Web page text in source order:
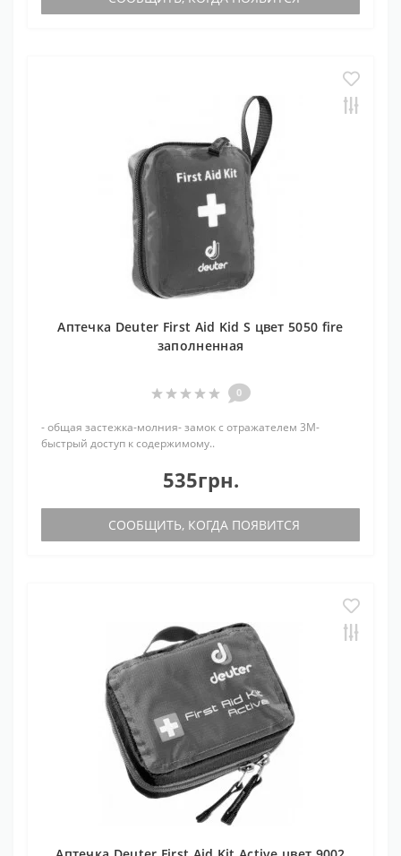
Аптечка Deuter First Aid Kid S цвет 5050 fire
заполненная
0
- общая застежка-молния- замок с отражателем 3М-
быстрый доступ к содержимому..
535грн.
СООБЩИТЬ, КОГДА ПОЯВИТСЯ